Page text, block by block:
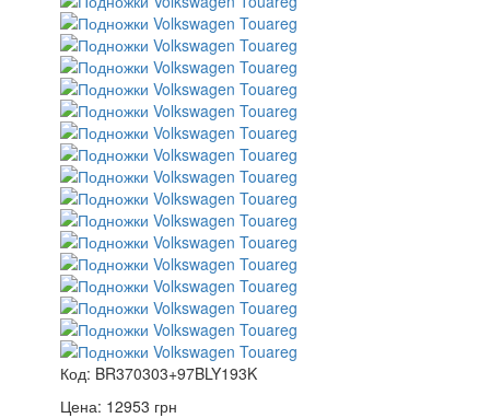
Код: BR370303+97BLY193K
Цена: 12953 грн